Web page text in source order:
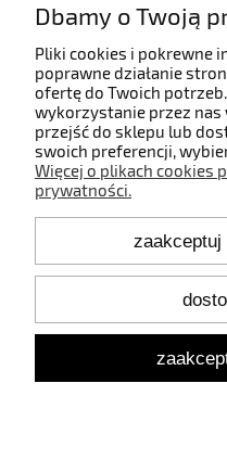
+48 660 808 853
Pon.-Pt. 9:00-17:00
Sob. 10:00-12:00
Oświetlenie wewnętrzne i
Dbamy o Twoją
Pliki cookies i pokrewne
poprawne działanie
ofertę do Twoich
wykorzystanie przez
przejść do sklepu lub
swoich preferencji,
Więcej o plikach cookies
prywatności.
zaakceptuj